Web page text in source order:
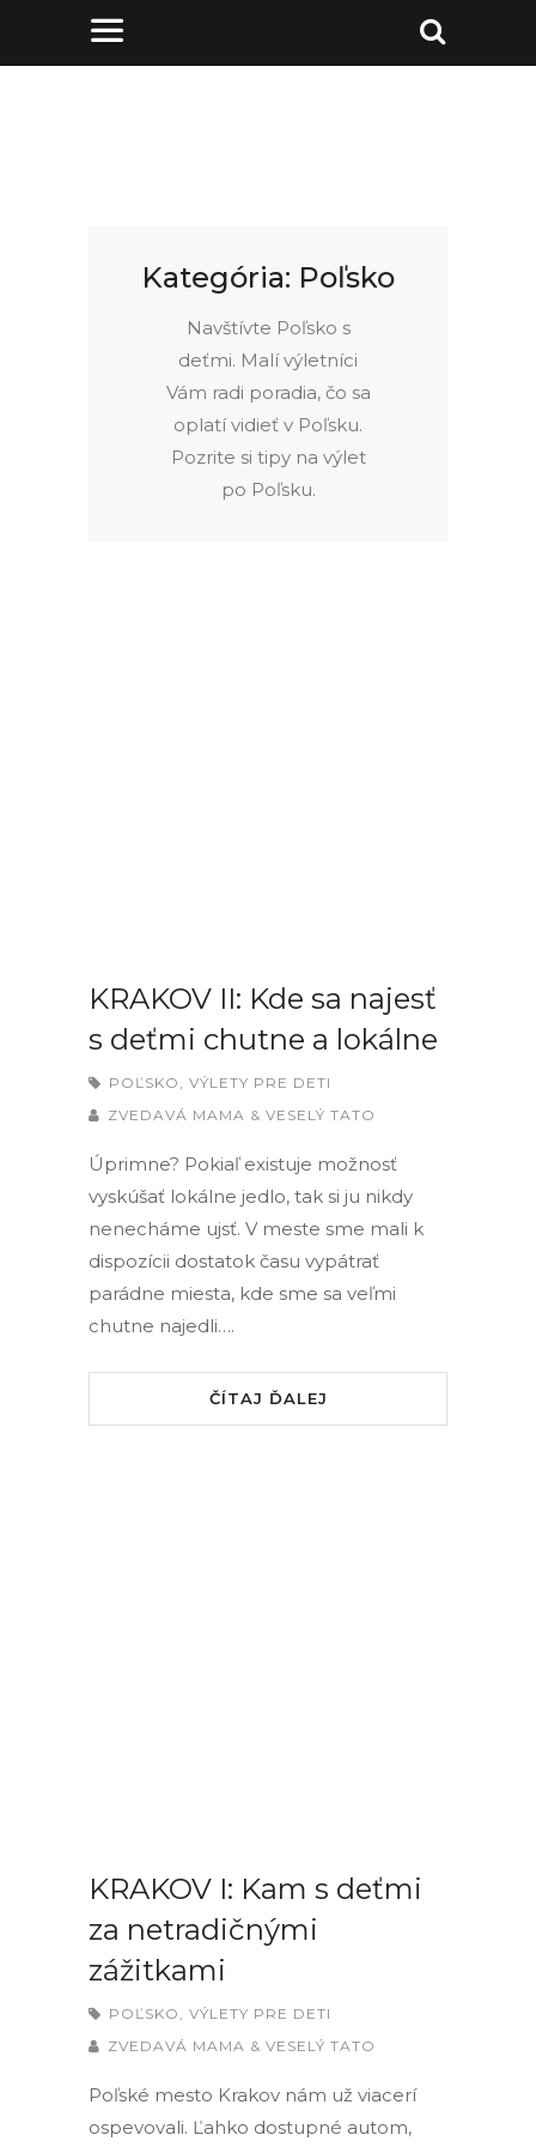
Kategória: Poľsko
Navštívte Poľsko s
deťmi. Malí výletníci
Vám radi poradia, čo sa
oplatí vidieť v Poľsku.
Pozrite si tipy na výlet
po Poľsku.
KRAKOV II: Kde sa najesť
s deťmi chutne a lokálne
POĽSKO , VÝLETY PRE DETI
ZVEDAVÁ MAMA & VESELÝ TATO
Úprimne? Pokiaľ existuje možnosť
vyskúšať lokálne jedlo, tak si ju nikdy
nenecháme ujsť. V meste sme mali k
dispozícii dostatok času vypátrať
parádne miesta, kde sme sa veľmi
chutne najedli….
ČÍTAJ ĎALEJ
KRAKOV I: Kam s deťmi
za netradičnými
zážitkami
POĽSKO , VÝLETY PRE DETI
ZVEDAVÁ MAMA & VESELÝ TATO
Poľské mesto Krakov nám už viacerí
ospevovali. Ľahko dostupné autom,